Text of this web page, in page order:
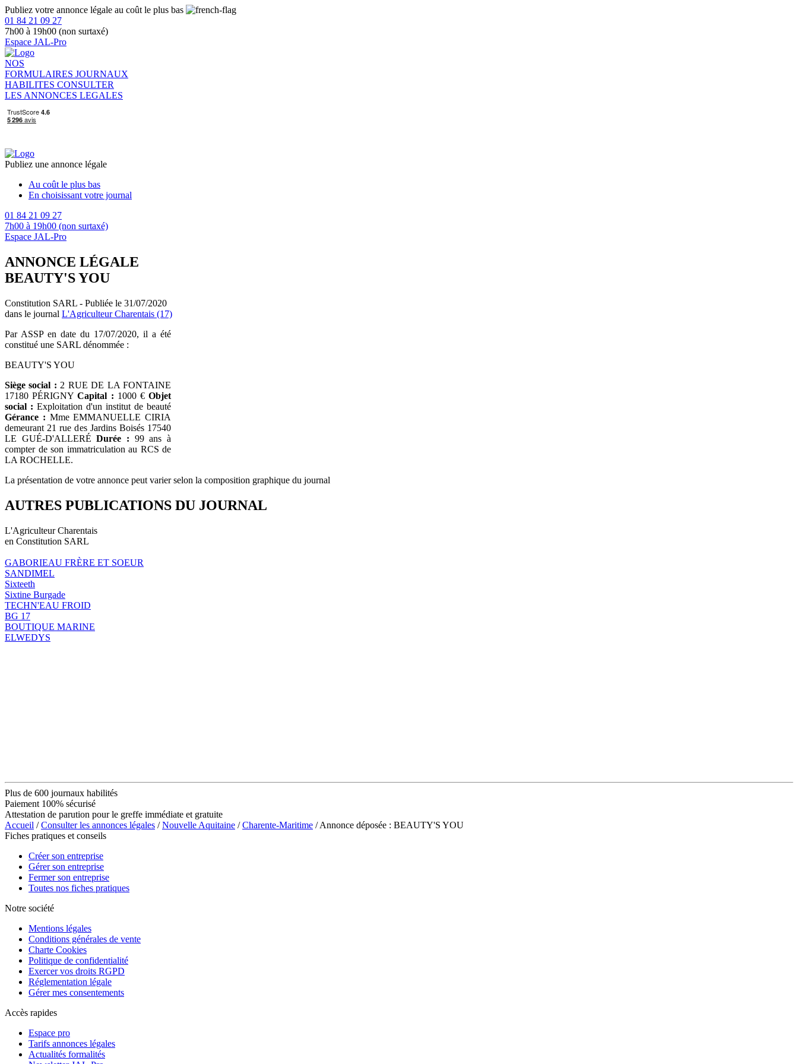
Publiez votre annonce légale au coût le plus bas
01 84 21 09 27
7h00 à 19h00 (non surtaxé)
Espace JAL-Pro
NOS
FORMULAIRES JOURNAUX
HABILITES CONSULTER
LES ANNONCES LEGALES
Publiez une annonce légale
Au coût le plus bas
En choisissant votre journal
01 84 21 09 27
7h00 à 19h00 (non surtaxé)
Espace JAL-Pro
ANNONCE LÉGALE
BEAUTY'S YOU
Constitution SARL - Publiée le 31/07/2020
dans le journal L'Agriculteur Charentais (17)
Par ASSP en date du 17/07/2020, il a été
constitué une SARL dénommée :
BEAUTY'S YOU
Siège social : 2 RUE DE LA FONTAINE
17180 PÉRIGNYCapital : 1000 €Objet
social : Exploitation d'un institut de beauté
Gérance : Mme EMMANUELLE CIRIA
demeurant 21 rue des Jardins Boisés 17540
LE GUÉ-D'ALLERÉDurée : 99 ans à
compter de son immatriculation au RCS de
LA ROCHELLE.
La présentation de votre annonce peut varier selon la composition graphique du journal
AUTRES PUBLICATIONS DU JOURNAL
L'Agriculteur Charentais
en Constitution SARL
GABORIEAU FRÈRE ET SOEUR
SANDIMEL
Sixteeth
Sixtine Burgade
TECHN'EAU FROID
BG 17
BOUTIQUE MARINE
ELWEDYS
Plus de 600 journaux habilités
Paiement 100% sécurisé
Attestation de parution pour le greffe immédiate et gratuite
Accueil /Consulter les annonces légales /Nouvelle Aquitaine /Charente-Maritime / Annonce déposée : BEAUTY'S YOU
Fiches pratiques et conseils
Créer son entreprise
Gérer son entreprise
Fermer son entreprise
Toutes nos fiches pratiques
Notre société
Mentions légales
Conditions générales de vente
Charte Cookies
Politique de confidentialité
Exercer vos droits RGPD
Réglementation légale
Gérer mes consentements
Accès rapides
Espace pro
Tarifs annonces légales
Actualités formalités